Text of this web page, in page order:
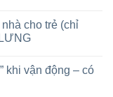
cho trẻ (chỉ
khi vận động – có